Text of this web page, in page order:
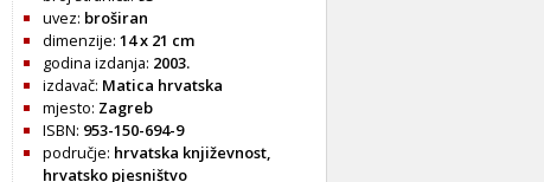
uvez: broširan
dimenzije: 14 x 21 cm
godina izdanja: 2003.
izdavač: Matica hrvatska
mjesto: Zagreb
ISBN: 953-150-694-9
područje: hrvatska književnost,
hrvatsko pjesništvo